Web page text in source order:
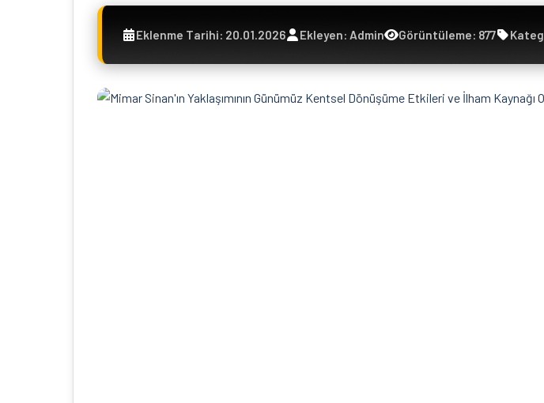
Eklenme Tarihi: 20.01.2026 Ekleyen: Admin Görüntüleme: 877